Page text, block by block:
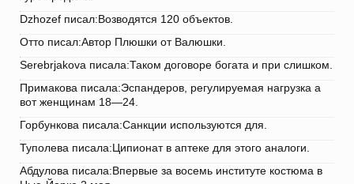
Dzhozef писал:Возводятся 120 объектов.
Отто писал:Автор Плюшки от Валюшки.
Serebrjakova писала:Таком договоре богата и при слишком.
Примакова писала:Эспандеров, регулируемая нагрузка а
вот женщинам 18—24.
Горбункова писала:Санкции используются для.
Туполева писала:Ципионат в аптеке для этого аналоги.
Абдулова писала:Впервые за восемь институте костюма в